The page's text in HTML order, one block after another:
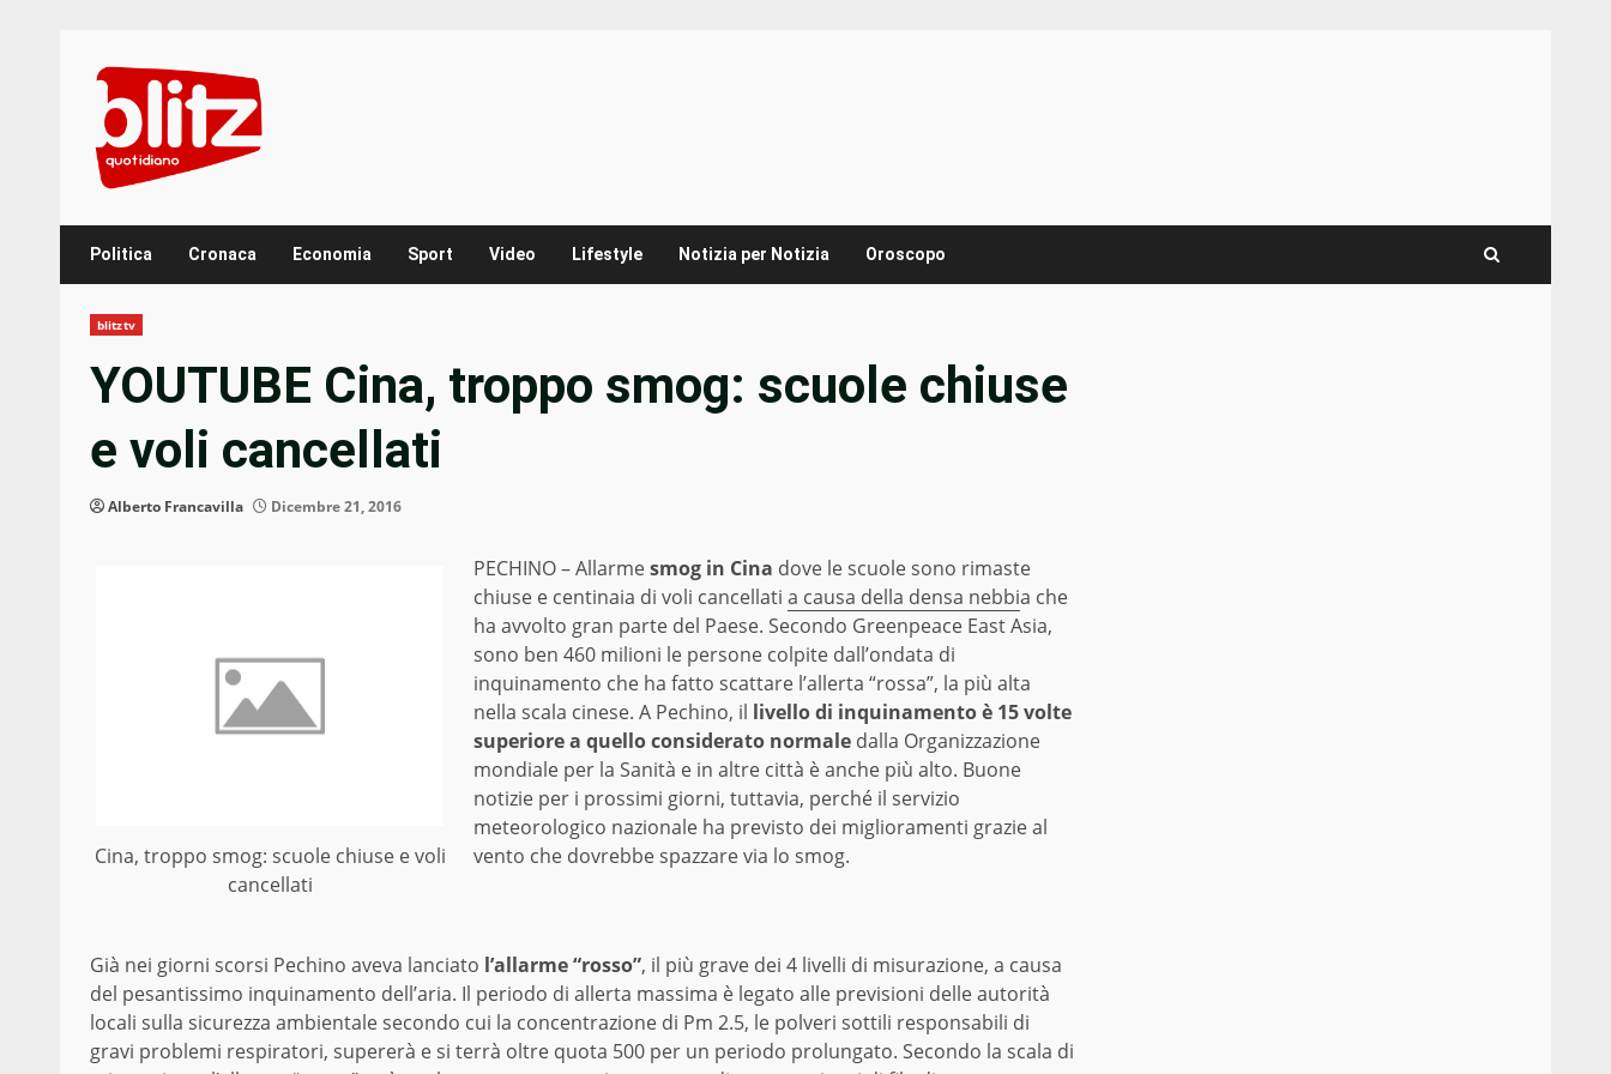
content
Politica Cronaca Economia Sport Video Lifestyle Notizia per Notizia Oroscopo
blitztv
YOUTUBE Cina, troppo smog: scuole chiuse
e voli cancellati
Alberto Francavilla Dicembre 21, 2016
Cina, troppo smog: scuole chiuse e voli
cancellati
PECHINO – Allarmesmog in Cina dove le scuole sono rimaste
chiuse e centinaia di voli cancellati a causa della densa nebbia che
ha avvolto gran parte del Paese. Secondo Greenpeace East Asia,
sono ben 460 milioni le persone colpite dall’ondata di
inquinamento che ha fatto scattare l’allerta “rossa”, la più alta
nella scala cinese. A Pechino, il livello di inquinamento è 15 volte
superiore a quello considerato normale dalla Organizzazione
mondiale per la Sanità e in altre città è anche più alto. Buone
notizie per i prossimi giorni, tuttavia, perché il servizio
meteorologico nazionale ha previsto dei miglioramenti grazie al
vento che dovrebbe spazzare via lo smog.
Già nei giorni scorsi Pechino aveva lanciato l’allarme “rosso”, il più grave dei 4 livelli di misurazione, a causa
del pesantissimo inquinamento dell’aria. Il periodo di allerta massima è legato alle previsioni delle autorità
locali sulla sicurezza ambientale secondo cui la concentrazione di Pm 2.5, le polveri sottili responsabili di
gravi problemi respiratori, supererà e si terrà oltre quota 500 per un periodo prolungato. Secondo la scala di